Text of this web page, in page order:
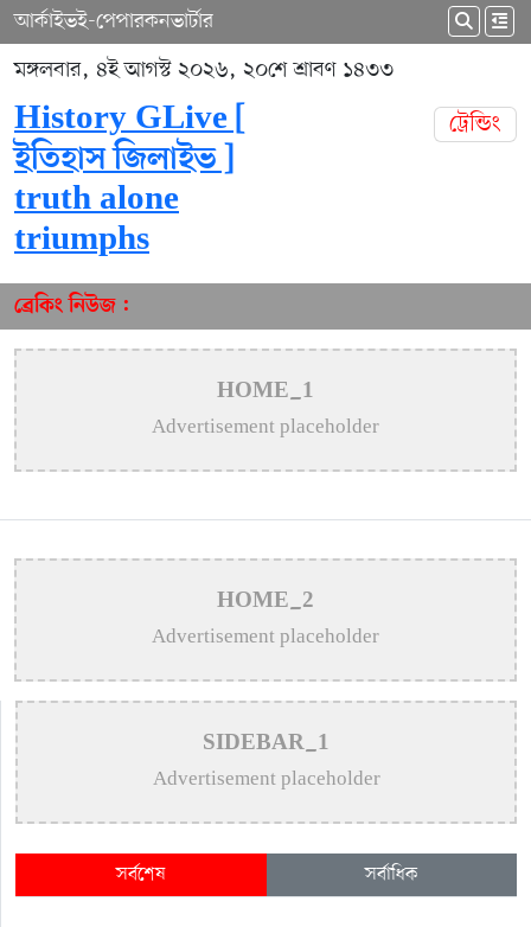
আর্কাইভই-পেপারকনভার্টার
মঙ্গলবার, ৪ই আগস্ট ২০২৬, ২০শে শ্রাবণ ১৪৩৩
History GLive [
ইতিহাস জিলাইভ ]
truth alone
triumphs
ট্রেন্ডিং
ব্রেকিং নিউজ :
HOME_1
Advertisement placeholder
HOME_2
Advertisement placeholder
SIDEBAR_1
Advertisement placeholder
সর্বশেষ সর্বাধিক